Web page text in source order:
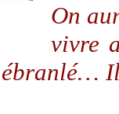
On
vivre